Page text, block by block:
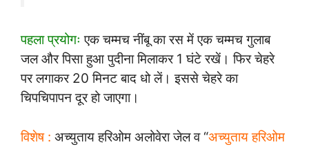
पहला प्रयोगः एक चम्मच नींबू का रस में एक चम्मच गुलाब
जल और पिसा हुआ पुदीना मिलाकर 1 घंटे रखें। फिर चेहरे
पर लगाकर 20 मिनट बाद धो लें। इससे चेहरे का
चिपचिपापन दूर हो जाएगा।
विशेष : अच्युताय हरिओम अलोवेरा जेल व “अच्युताय हरिओम